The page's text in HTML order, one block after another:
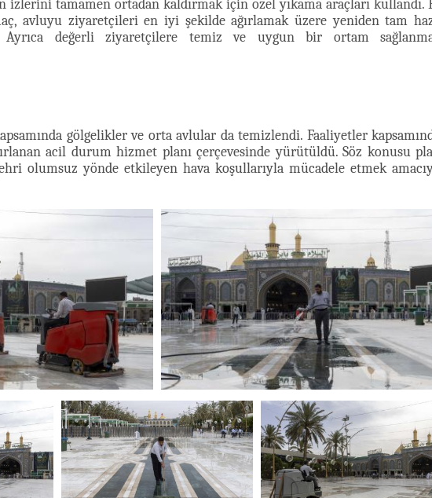
izlerini tamamen ortadan kaldırmak için özel yıkama araçları kullandı.
avluyu ziyaretçileri en iyi şekilde ağırlamak üzere yeniden tam
değerli ziyaretçilere temiz ve uygun bir ortam
gölgelikler ve orta avlular da temizlendi. Faaliyetler
acil durum hizmet planı çerçevesinde yürütüldü. Söz konusu
olumsuz yönde etkileyen hava koşullarıyla mücadele etmek